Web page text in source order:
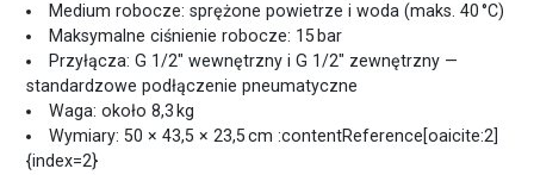
Medium robocze: sprężone powietrze i woda (maks. 40 °C)
Maksymalne ciśnienie robocze: 15 bar
Przyłącza: G 1/2″ wewnętrzny i G 1/2″ zewnętrzny —
standardzowe podłączenie pneumatyczne
Waga: około 8,3 kg
Wymiary: 50 × 43,5 × 23,5 cm :contentReference[oaicite:2]
{index=2}